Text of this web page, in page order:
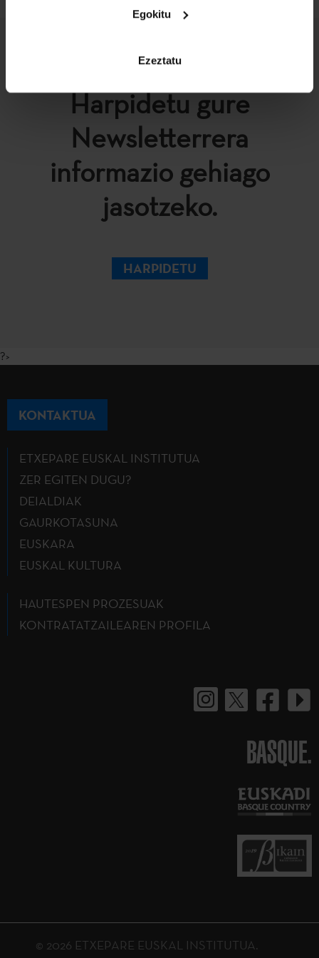
Egokitu
Ezeztatu
Harpidetu gure
Newsletterrera
informazio gehiago
jasotzeko.
HARPIDETU
?>
KONTAKTUA
ETXEPARE EUSKAL INSTITUTUA
ZER EGITEN DUGU?
DEIALDIAK
GAURKOTASUNA
EUSKARA
EUSKAL KULTURA
HAUTESPEN PROZESUAK
KONTRATATZAILEAREN PROFILA
BASQUE.
© 2026 ETXEPARE EUSKAL INSTITUTUA.